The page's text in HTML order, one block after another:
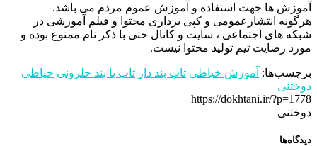
آموزش ها جهت استفاده و آموزش عموم مردم می باشد.
هرگونه انتشارعمومی و کپی برداری محتوا و فیلم آموزشی در
شبکه های اجتماعی ، سایت و کانال حتی با ذکر نام ممنوع بوده و
مورد رضایت تیم تولید محتوا نیست.
برچسب‌ها: آموزش خیاطی تاب بند دار تاپ با بند حلزونی خیاطی
دوختنی
https://dokhtani.ir/?p=1778
دوختنی
دیدگاه‌ها